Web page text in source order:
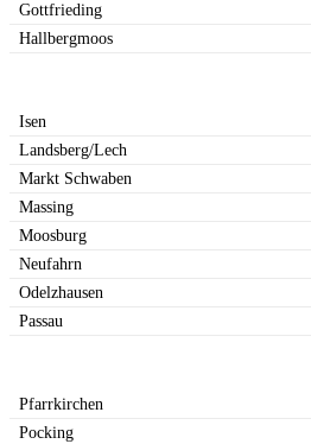
Gottfrieding
Hallbergmoos
Isen
Landsberg/Lech
Markt Schwaben
Massing
Moosburg
Neufahrn
Odelzhausen
Passau
Pfarrkirchen
Pocking